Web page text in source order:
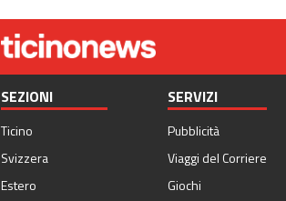
SEZIONI
Ticino
Svizzera
Estero
SERVIZI
Pubblicità
Viaggi del Corriere
Giochi